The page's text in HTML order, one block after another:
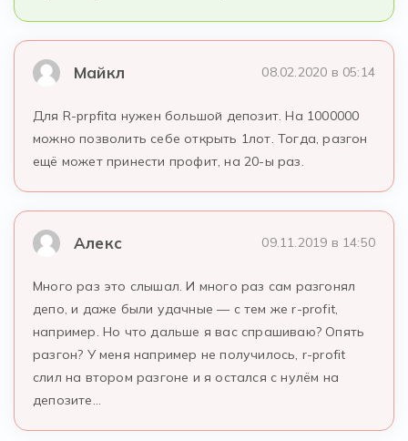
Майкл 08.02.2020 в 05:14
Для R-prpfita нужен большой депозит. На 1000000
можно позволить себе открыть 1лот. Тогда, разгон
ещё может принести профит, на 20-ы раз.
Алекс 09.11.2019 в 14:50
Много раз это слышал. И много раз сам разгонял
депо, и даже были удачные — с тем же r-profit,
например. Но что дальше я вас спрашиваю? Опять
разгон? У меня например не получилось, r-profit
слил на втором разгоне и я остался с нулём на
депозите…